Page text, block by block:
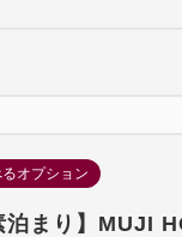
オプション
泊まり】MUJI